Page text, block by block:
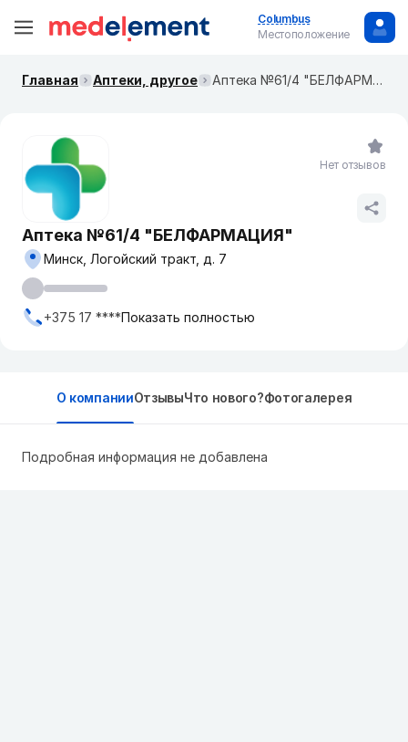
Columbus
Местоположение
Главная Аптеки, другое Аптека №61/4 "БЕЛФАРМАЦИЯ"
Аптека №61/4 "БЕЛФАРМАЦИЯ"
Минск, Логойский тракт, д. 7
+375 17 ****Показать полностью
Нет отзывов
О компанииОтзывыЧто нового?Фотогалерея
Подробная информация не добавлена